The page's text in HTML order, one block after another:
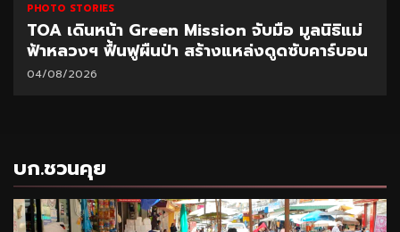
PHOTO STORIES
CEO นำทีมผู้บริหาร BAM ลุยพื้นที่สำนักงานภูเก็ต
มอบนโยบายเร่งบริหารหนี้ – จำหน่ายทรัพย์
31/07/2026
บก.ชวนคุย